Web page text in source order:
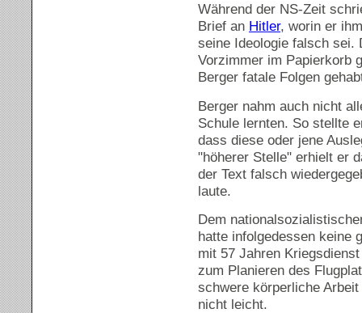
Während der NS-Zeit
Brief an Hitler, worin er
seine Ideologie falsch sei.
Vorzimmer im Papierkorb
Berger fatale Folgen
Berger nahm auch nicht
Schule lernten. So stellte
dass diese oder jene
"höherer Stelle" erhielt er
der Text falsch
laute.
Dem
hatte infolgedessen keine
mit 57 Jahren
zum Planieren des
schwere körperliche
nicht leicht.